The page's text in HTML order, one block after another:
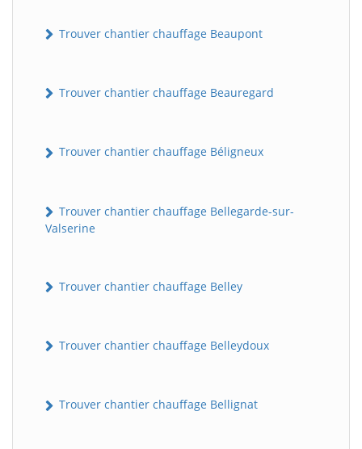
Trouver chantier chauffage Beaupont
Trouver chantier chauffage Beauregard
Trouver chantier chauffage Béligneux
Trouver chantier chauffage Bellegarde-sur-
Valserine
Trouver chantier chauffage Belley
Trouver chantier chauffage Belleydoux
Trouver chantier chauffage Bellignat